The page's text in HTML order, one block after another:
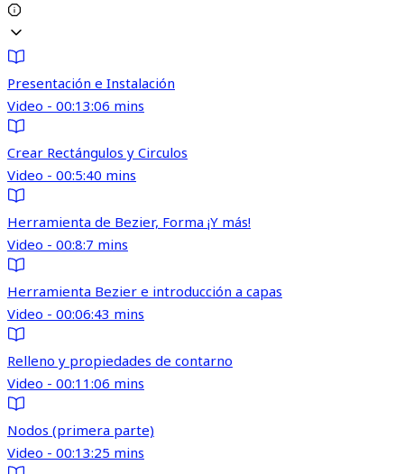
Presentación e Instalación
Video - 00:13:06 mins
Crear Rectángulos y Circulos
Video - 00:5:40 mins
Herramienta de Bezier, Forma ¡Y más!
Video - 00:8:7 mins
Herramienta Bezier e introducción a capas
Video - 00:06:43 mins
Relleno y propiedades de contarno
Video - 00:11:06 mins
Nodos (primera parte)
Video - 00:13:25 mins